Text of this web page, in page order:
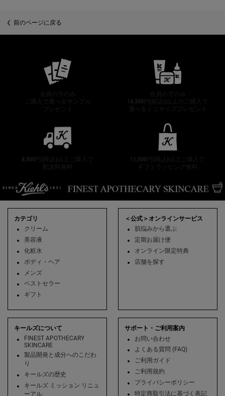
前のページに戻る
会員の方のみ
ご購入で選べるサンプル
会員の方のみ
14,300円(税込)以上のご購入で
選べるミニサイズプレゼント
8,800円(税込)以上ご購入で
11,000円(税込)以上ご購入で
カテゴリ
クリーム
美容液
化粧水
ボディ・ヘア
メンズ
ベストセラー
ギフト
＜公式＞オンラインサービス
肌悩みから選ぶ
定期お届け便
オンライン限定特典
店舗を探す
キールズについて
FINEST APOTHECARY
SKINCARE
製品開発と成分へのこだわ
り
キールズの歴史
キールズ ミッション リニュ
ーアル
サポート・ご利用案内
お問い合わせ
よくある質問 (FAQ)
ご利用ガイド
ご利用規約
プライバシーポリシー
特定商取引法に基づく表記